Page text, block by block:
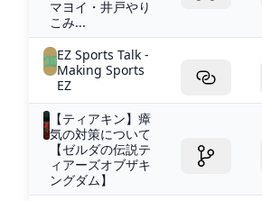
マヨイ・井戸やり
こみ...
EZ Sports Talk -
Making Sports
EZ
【ティアキン】瘴
気の対策について
【ゼルダの伝説テ
ィアーズオブザキ
ングダム】